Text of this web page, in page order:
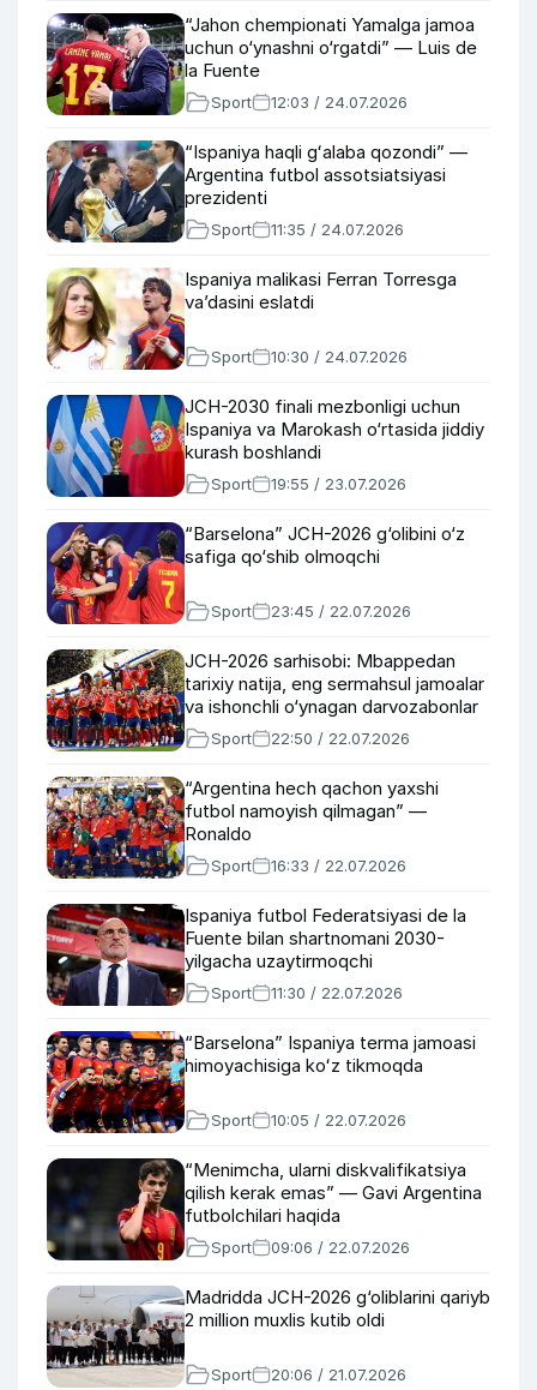
“Jahon chempionati Yamalga jamoa
uchun o‘ynashni o‘rgatdi” — Luis de
la Fuente
Sport 12:03 / 24.07.2026
“Ispaniya haqli gʻalaba qozondi” —
Argentina futbol assotsiatsiyasi
prezidenti
Sport 11:35 / 24.07.2026
Ispaniya malikasi Ferran Torresga
vaʼdasini eslatdi
Sport 10:30 / 24.07.2026
JCH-2030 finali mezbonligi uchun
Ispaniya va Marokash o‘rtasida jiddiy
kurash boshlandi
Sport 19:55 / 23.07.2026
“Barselona” JCH-2026 g‘olibini o‘z
safiga qo‘shib olmoqchi
Sport 23:45 / 22.07.2026
JCH-2026 sarhisobi: Mbappedan
tarixiy natija, eng sermahsul jamoalar
va ishonchli o‘ynagan darvozabonlar
Sport 22:50 / 22.07.2026
“Argentina hech qachon yaxshi
futbol namoyish qilmagan” —
Ronaldo
Sport 16:33 / 22.07.2026
Ispaniya futbol Federatsiyasi de la
Fuente bilan shartnomani 2030-
yilgacha uzaytirmoqchi
Sport 11:30 / 22.07.2026
“Barselona” Ispaniya terma jamoasi
himoyachisiga koʻz tikmoqda
Sport 10:05 / 22.07.2026
“Menimcha, ularni diskvalifikatsiya
qilish kerak emas” — Gavi Argentina
futbolchilari haqida
Sport 09:06 / 22.07.2026
Madridda JCH-2026 g‘oliblarini qariyb
2 million muxlis kutib oldi
Sport 20:06 / 21.07.2026